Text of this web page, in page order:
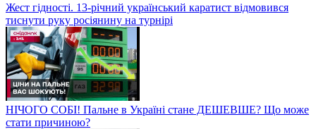
Жест гідності. 13-річний український каратист відмовився
тиснути руку росіянину на турнірі
НІЧОГО СОБІ! Пальне в Україні стане ДЕШЕВШЕ? Що може
стати причиною?